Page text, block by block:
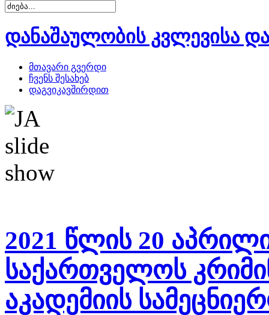
დანაშაულობის კვლევისა
მთავარი გვერდი
ჩვენს შესახებ
დაგვიკავშირდით
2021 წლის 20
საქართველოს
აკადემიის